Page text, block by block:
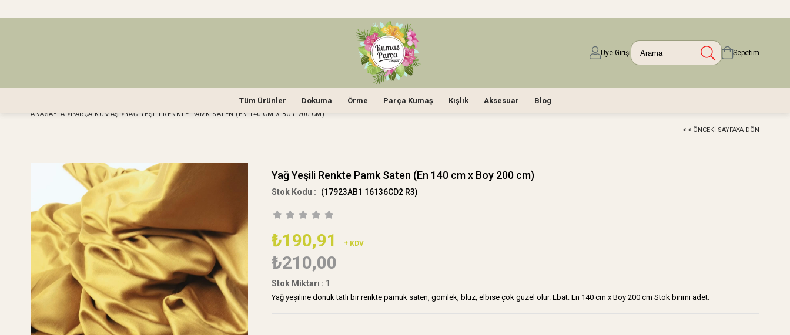
Üye Girişi Sepetim
Tüm Ürünler Dokuma Örme Parça Kumaş Kışlık Aksesuar Blog
ANASAYFA >PARÇA KUMAŞ > YAĞ YEŞILI RENKTE PAMK SATEN (EN 140 CM X BOY 200 CM)
< < ÖNCEKI SAYFAYA DÖN
Yağ Yeşili Renkte Pamk Saten (En 140 cm x Boy 200 cm)
(17923AB1 16136CD2 R3)
₺190,91 + KDV
₺210,00
Stok Miktarı : 1
Yağ yeşiline dönük tatlı bir renkte pamuk saten, gömlek, bluz, elbise çok güzel olur. Ebat: En 140 cm x Boy 200 cm Stok birimi adet.